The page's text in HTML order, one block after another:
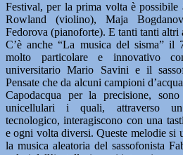
Festival, per la prima volta è possibile
Rowland (violino), Maja
Fedorova (pianoforte). E tanti tanti altri
C’è anche “La musica del sisma” il
molto particolare e innovativo
universitario Mario Savini e il
Pensate che da alcuni campioni
Capodacqua per la precisione,
unicellulari i quali, attraverso un
tecnologico, interagiscono con una
e ogni volta diversi. Queste melodie si
la musica aleatoria del sassofonista